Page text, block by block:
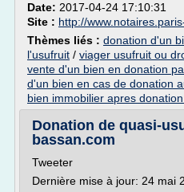
Date: 2017-04-24 17:10:31
Site : http://
Thèmes liés : donation d'un
l'usufruit / viager usufruit ou
vente d'un bien en donation
d'un bien en cas de donation
bien immobilier apres
Donation de quasi-
bassan.com
Tweeter
Dernière mise à jour: 24 mai